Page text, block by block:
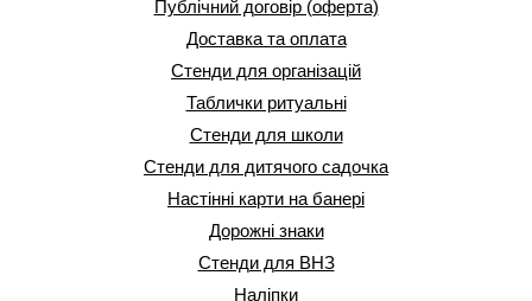
Публічний договір (оферта)
Доставка та оплата
Стенди для організацій
Таблички ритуальні
Стенди для школи
Стенди для дитячого садочка
Настінні карти на банері
Дорожні знаки
Стенди для ВНЗ
Наліпки